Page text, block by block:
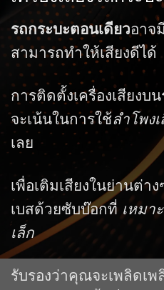
รถกระบะตอนเดียวอาจ
สามารถทำให้เสียงดีได้
การติดตั้งเครื่องเสียงบ
จะเน้นในการใช้ลำโพง
เลย
เพื่อเติมเสียงในย่านต่า
เบสด้วยซับบ๊อกที่ เหมา
เล็ก
รับรองว่าคุณจะเพลิดเ